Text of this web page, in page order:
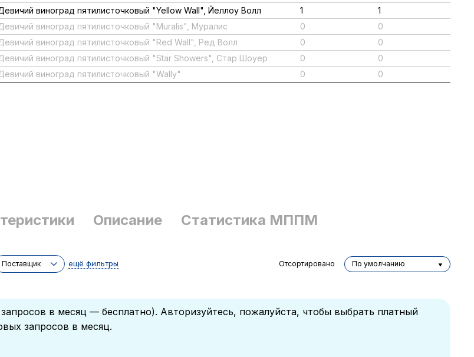
виноград пятилисточковый "Yellow Wall", Йеллоу Волл 1
1
виноград пятилисточковый "Muralis", Муралис 0
0
виноград пятилисточковый "Red Wall", Ред Волл 0
0
виноград пятилисточковый "Star Showers", Стар Шоуер 0
0
виноград пятилисточковый "Wally" 0 0
Описание Статистика МППМ
Поставщик ещё фильтры Отсортировано По умолчанию
в месяц — бесплатно). Авторизуйтесь, пожалуйста, чтобы выбрать платный
запросов в месяц.